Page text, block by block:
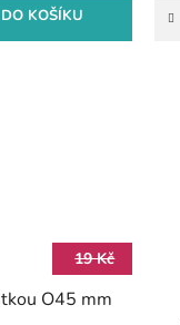
DO KOŠÍKU
19 Kč
O45 mm